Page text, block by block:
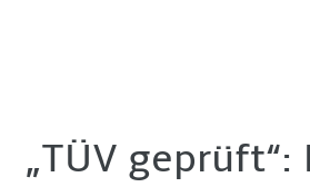
„TÜV geprüft“: